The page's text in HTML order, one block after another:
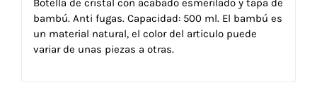
Botella de cristal con acabado esmerilado y tapa de
bambú. Anti fugas. Capacidad: 500 ml. El bambú es
un material natural, el color del articulo puede
variar de unas piezas a otras.